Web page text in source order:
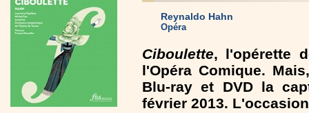
Reynaldo Hahn
Opéra
Ciboulette, l'opérette
l'Opéra Comique.
Blu-ray et DVD la
février 2013.